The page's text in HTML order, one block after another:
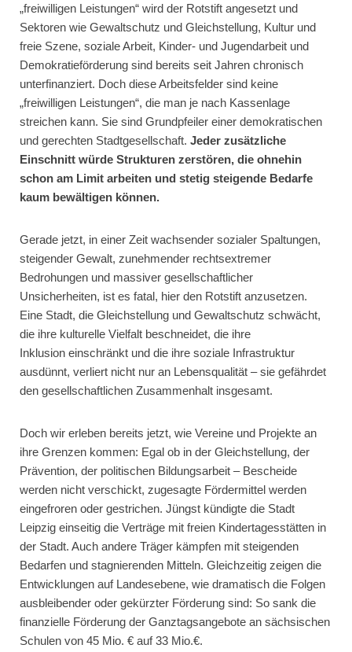
„freiwilligen Leistungen“ wird der Rotstift angesetzt und
Sektoren wie Gewaltschutz und Gleichstellung, Kultur und
freie Szene, soziale Arbeit, Kinder- und Jugendarbeit und
Demokratieförderung sind bereits seit Jahren chronisch
unterfinanziert. Doch diese Arbeitsfelder sind keine
„freiwilligen Leistungen“, die man je nach Kassenlage
streichen kann. Sie sind Grundpfeiler einer demokratischen
und gerechten Stadtgesellschaft. Jeder zusätzliche
Einschnitt würde Strukturen zerstören, die ohnehin
schon am Limit arbeiten und stetig steigende Bedarfe
kaum bewältigen können.
Gerade jetzt, in einer Zeit wachsender sozialer Spaltungen,
steigender Gewalt, zunehmender rechtsextremer
Bedrohungen und massiver gesellschaftlicher
Unsicherheiten, ist es fatal, hier den Rotstift anzusetzen.
Eine Stadt, die Gleichstellung und Gewaltschutz schwächt,
die ihre kulturelle Vielfalt beschneidet, die ihre
Inklusion einschränkt und die ihre soziale Infrastruktur
ausdünnt, verliert nicht nur an Lebensqualität – sie gefährdet
den gesellschaftlichen Zusammenhalt insgesamt.
Doch wir erleben bereits jetzt, wie Vereine und Projekte an
ihre Grenzen kommen: Egal ob in der Gleichstellung, der
Prävention, der politischen Bildungsarbeit – Bescheide
werden nicht verschickt, zugesagte Fördermittel werden
eingefroren oder gestrichen. Jüngst kündigte die Stadt
Leipzig einseitig die Verträge mit freien Kindertagesstätten in
der Stadt. Auch andere Träger kämpfen mit steigenden
Bedarfen und stagnierenden Mitteln. Gleichzeitig zeigen die
Entwicklungen auf Landesebene, wie dramatisch die Folgen
ausbleibender oder gekürzter Förderung sind: So sank die
finanzielle Förderung der Ganztagsangebote an sächsischen
Schulen von 45 Mio. € auf 33 Mio.€.